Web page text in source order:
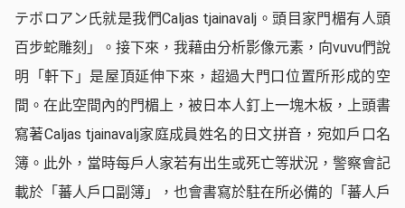
テボロアン氏就是我們Caljas tjainavalj。頭目家門楣有人頭
百步蛇雕刻」。接下來，我藉由分析影像元素，向vuvu們說
明「軒下」是屋頂延伸下來，超過大門口位置所形成的空
間。在此空間內的門楣上，被日本人釘上一塊木板，上頭書
寫著Caljas tjainavalj家庭成員姓名的日文拼音，宛如戶口名
簿。此外，當時每戶人家若有出生或死亡等狀況，警察會記
載於「蕃人戶口副簿」，也會書寫於駐在所必備的「蕃人戶